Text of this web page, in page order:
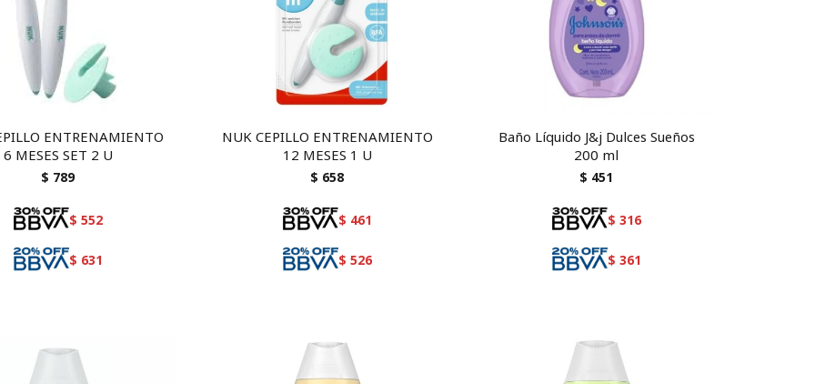
ENTRENAMIENTO
6 MESES SET 2 U
$ 789
$ 552
$ 631
NUK CEPILLO ENTRENAMIENTO
12 MESES 1 U
$ 658
$ 461
$ 526
Baño Líquido J&j Dulces Sueños
200 ml
$ 451
$ 316
$ 361